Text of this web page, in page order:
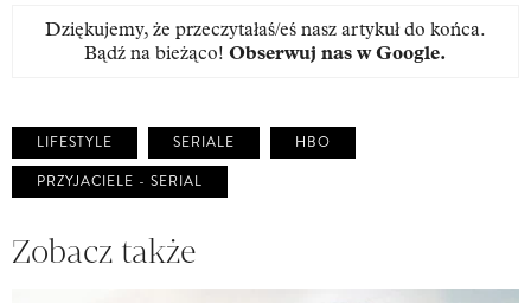
Dziękujemy, że przeczytałaś/eś nasz artykuł do końca.
Bądź na bieżąco! Obserwuj nas w Google.
LIFESTYLE SERIALE
HBO
PRZYJACIELE - SERIAL
Zobacz także